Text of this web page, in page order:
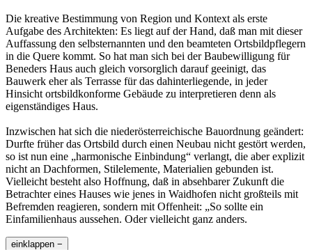
Die kreative Bestimmung von Region und Kontext als erste
Aufgabe des Architekten: Es liegt auf der Hand, daß man mit dieser
Auffassung den selbsternannten und den beamteten Ortsbildpflegern
in die Quere kommt. So hat man sich bei der Baubewilligung für
Beneders Haus auch gleich vorsorglich darauf geeinigt, das
Bauwerk eher als Terrasse für das dahinterliegende, in jeder
Hinsicht ortsbildkonforme Gebäude zu interpretieren denn als
eigenständiges Haus.
Inzwischen hat sich die niederösterreichische Bauordnung geändert:
Durfte früher das Ortsbild durch einen Neubau nicht gestört werden,
so ist nun eine „harmonische Einbindung“ verlangt, die aber explizit
nicht an Dachformen, Stilelemente, Materialien gebunden ist.
Vielleicht besteht also Hoffnung, daß in absehbarer Zukunft die
Betrachter eines Hauses wie jenes in Waidhofen nicht großteils mit
Befremden reagieren, sondern mit Offenheit: „So sollte ein
Einfamilienhaus aussehen. Oder vielleicht ganz anders.
einklappen −